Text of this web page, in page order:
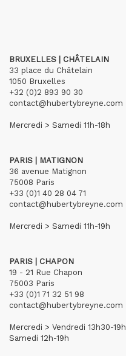
BRUXELLES | CHÂTELAIN
33 place du Châtelain
1050 Bruxelles
+32 (0)2 893 90 30
contact@hubertybreyne.com
Mercredi > Samedi 11h-18h
PARIS | MATIGNON
36 avenue Matignon
75008 Paris
+33 (0)1 40 28 04 71
contact@hubertybreyne.com
Mercredi > Samedi 11h-19h
PARIS | CHAPON
19 - 21 Rue Chapon
75003 Paris
+33 (0)1 71 32 51 98
contact@hubertybreyne.com
Mercredi > Vendredi 13h30-19h
Samedi 12h-19h